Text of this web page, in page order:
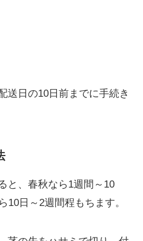
送日の10日前までに手続き
と、春秋なら1週間～10
10日～2週間程もちます。